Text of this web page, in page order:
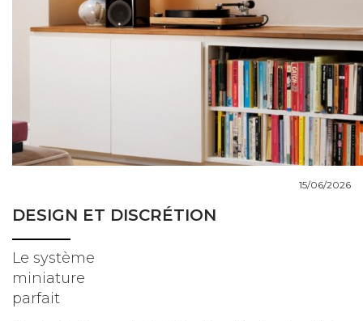
NOUS CONTACTER
DESIGN ET DISCRÉTION
15/06/2026
Le système
miniature
parfait